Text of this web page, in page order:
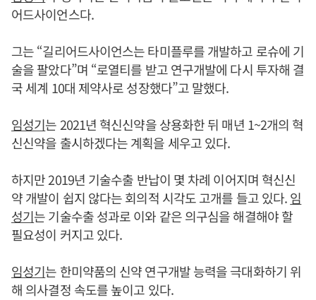
어드사이언스다.
그는 “길리어드사이언스는 타미플루를 개발하고 로슈에 기
술을 팔았다”며 “로열티를 받고 연구개발에 다시 투자해 결
국 세계 10대 제약사로 성장했다”고 말했다.
임성기는 2021년 혁신신약을 상용화한 뒤 매년 1~2개의 혁
신신약을 출시하겠다는 계획을 세우고 있다.
하지만 2019년 기술수출 반납이 몇 차례 이어지며 혁신신
약 개발이 쉽지 않다는 회의적 시각도 고개를 들고 있다.임
성기는 기술수출 성과로 이와 같은 의구심을 해결해야 할
필요성이 커지고 있다.
임성기는 한미약품의 신약 연구개발 능력을 극대화하기 위
해 의사결정 속도를 높이고 있다.